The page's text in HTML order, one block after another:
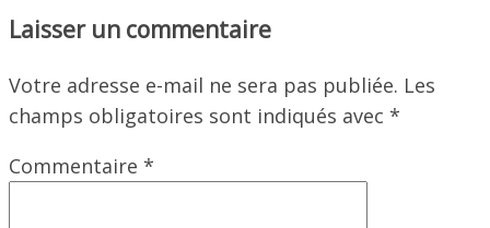
Laisser un commentaire
Votre adresse e-mail ne sera pas publiée. Les
champs obligatoires sont indiqués avec *
Commentaire *